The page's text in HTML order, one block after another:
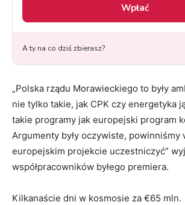
„Polska rządu Morawieckiego to były
nie tylko takie, jak CPK czy energetyka
takie programy jak europejski program
Argumenty były oczywiste, powinniśmy
europejskim projekcie uczestniczyć”
współpracowników byłego premiera.
Kilkanaście dni w kosmosie za €65 mln.